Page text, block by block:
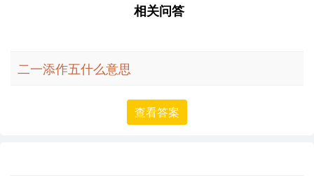
相关问答
二一添作五什么意思
查看答案